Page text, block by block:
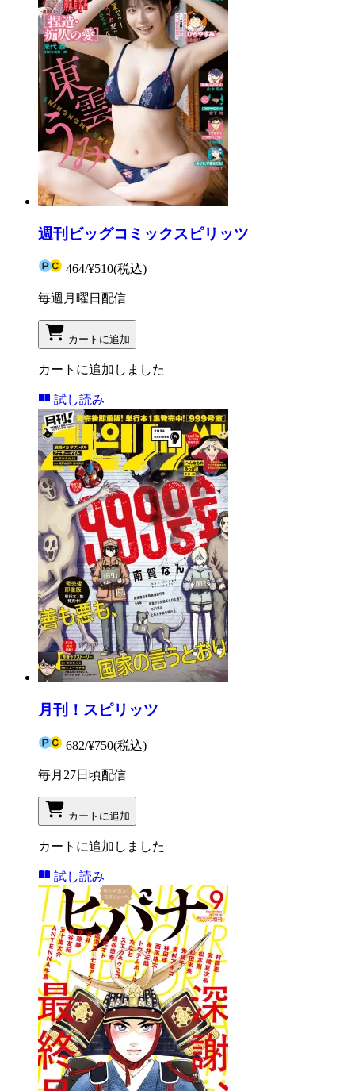
週刊ビッグコミックスピリッツ
464/¥510(税込)
毎週月曜日配信
カートに追加
カートに追加しました
試し読み
月刊！スピリッツ
682/¥750(税込)
毎月27日頃配信
カートに追加
カートに追加しました
試し読み